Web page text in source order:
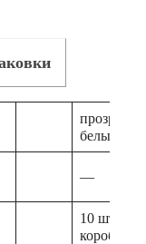
прозрачно-
белый
—
10 шт. в
коробке